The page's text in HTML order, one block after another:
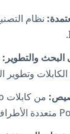
البحث والتطوير:
وتطوير